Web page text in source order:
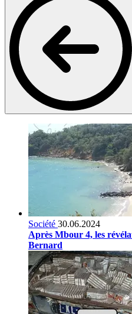
Société 30.06.2024
Après Mbour 4, les
Bernard